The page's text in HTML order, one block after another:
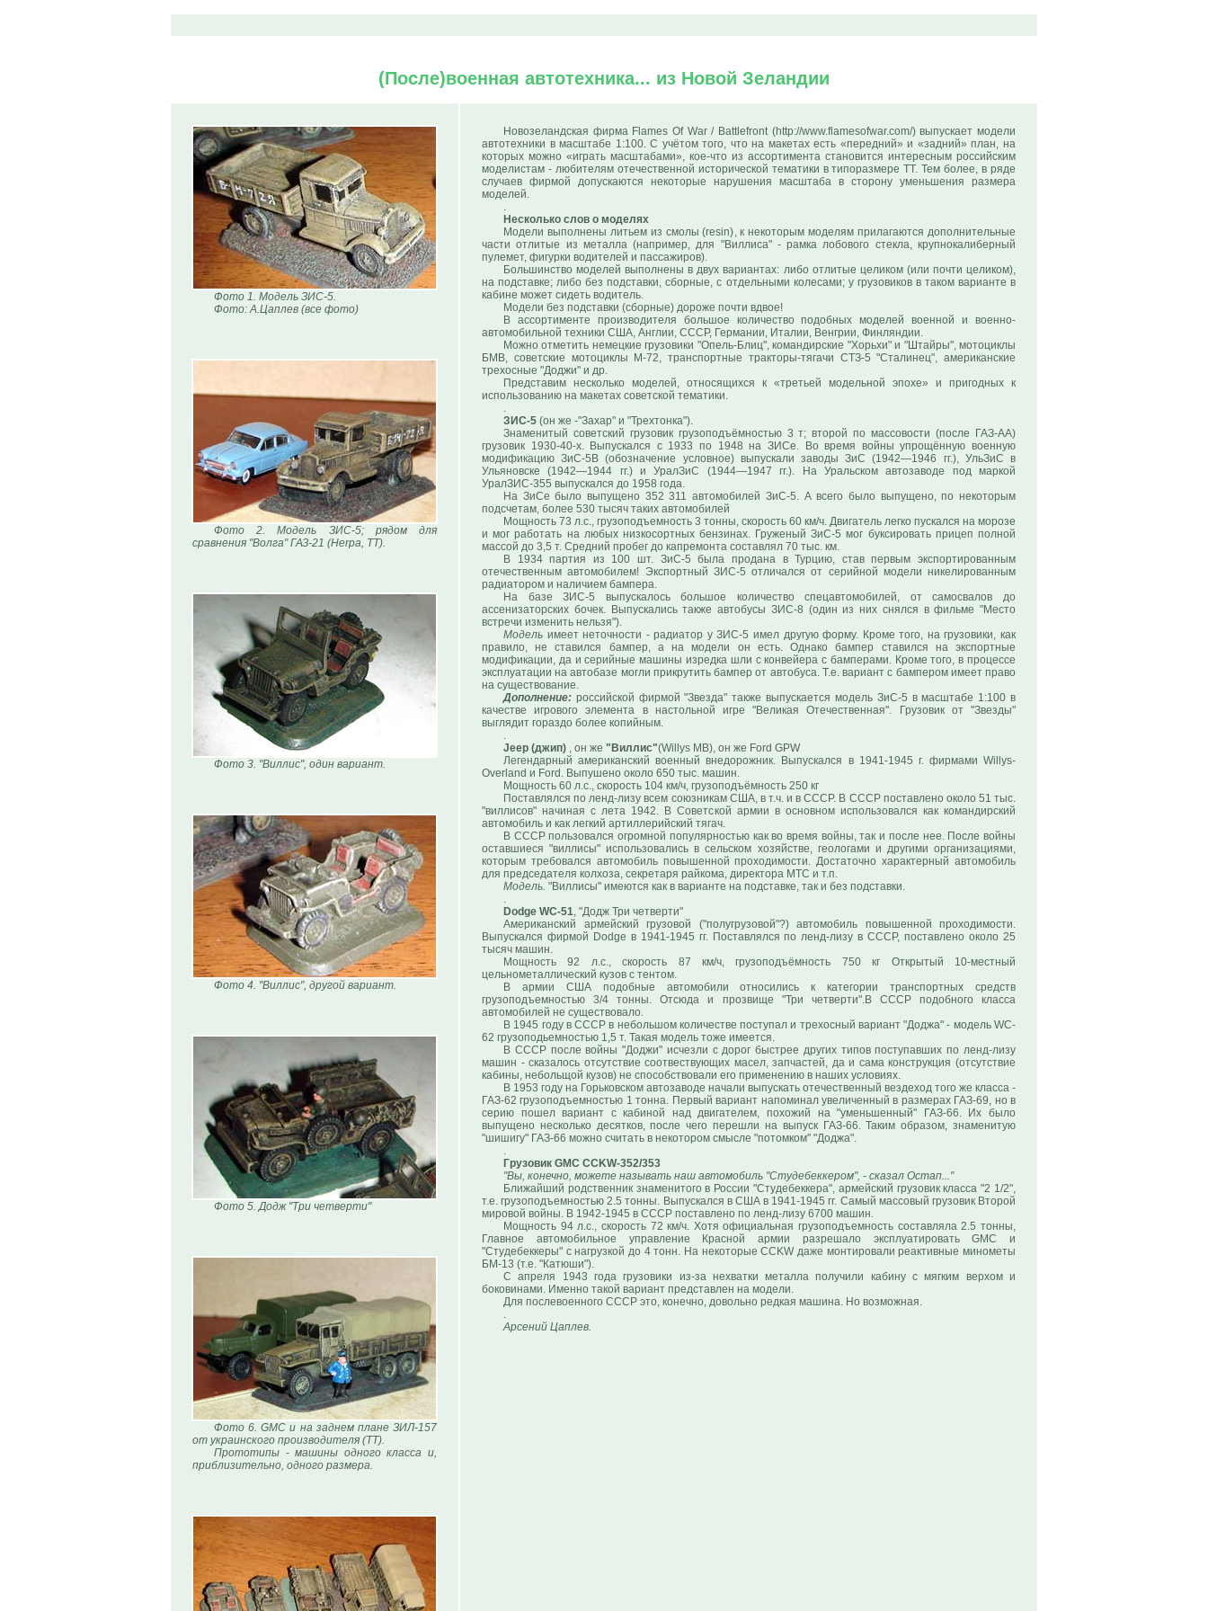
(После)военная автотехника... из Новой Зеландии
Фото 1. Модель ЗИС-5.
Фото: А.Цаплев (все фото)
Фото 2. Модель ЗИС-5; рядом для
сравнения "Волга" ГАЗ-21 (Herpa, ТТ).
Фото 3. "Виллис", один вариант.
Фото 4. "Виллис", другой вариант.
Фото 5. Додж "Три четверти"
Фото 6. GMC и на заднем плане ЗИЛ-157
от украинского производителя (ТТ).
Прототипы - машины одного класса и,
приблизительно, одного размера.
Новозеландская фирма Flames Of War / Battlefront (http://www.flamesofwar.com/) выпускает модели
автотехники в масштабе 1:100. С учётом того, что на макетах есть «передний» и «задний» план, на
которых можно «играть масштабами», кое-что из ассортимента становится интересным российским
моделистам - любителям отечественной исторической тематики в типоразмере ТТ. Тем более, в ряде
случаев фирмой допускаются некоторые нарушения масштаба в сторону уменьшения размера
моделей.
.
Несколько слов о моделях
Модели выполнены литьем из смолы (resin), к некоторым моделям прилагаются дополнительные
части отлитые из металла (например, для "Виллиса" - рамка лобового стекла, крупнокалиберный
пулемет, фигурки водителей и пассажиров).
Большинство моделей выполнены в двух вариантах: либо отлитые целиком (или почти целиком),
на подставке; либо без подставки, сборные, с отдельными колесами; у грузовиков в таком варианте в
кабине может сидеть водитель.
Модели без подставки (сборные) дороже почти вдвое!
В ассортименте производителя большое количество подобных моделей военной и военно-
автомобильной техники США, Англии, СССР, Германии, Италии, Венгрии, Финляндии.
Можно отметить немецкие грузовики "Опель-Блиц", командирские "Хорьхи" и "Штайры", мотоциклы
БМВ, советские мотоциклы М-72, транспортные тракторы-тягачи СТЗ-5 "Сталинец", американские
трехосные "Доджи" и др.
Представим несколько моделей, относящихся к «третьей модельной эпохе» и пригодных к
использованию на макетах советской тематики.
.
ЗИС-5 (он же -"Захар" и "Трехтонка").
Знаменитый советский грузовик грузоподъёмностью 3 т; второй по массовости (после ГАЗ-АА)
грузовик 1930-40-х. Выпускался с 1933 по 1948 на ЗИСе. Во время войны упрощённую военную
модификацию ЗиС-5В (обозначение условное) выпускали заводы ЗиС (1942—1946 гг.), УльЗиС в
Ульяновске (1942—1944 гг.) и УралЗиС (1944—1947 гг.). На Уральском автозаводе под маркой
УралЗИС-355 выпускался до 1958 года.
На ЗиСе было выпущено 352 311 автомобилей ЗиС-5. А всего было выпущено, по некоторым
подсчетам, более 530 тысяч таких автомобилей
Мощность 73 л.с., грузоподъемность 3 тонны, скорость 60 км/ч. Двигатель легко пускался на морозе
и мог работать на любых низкосортных бензинах. Груженый ЗиС-5 мог буксировать прицеп полной
массой до 3,5 т. Средний пробег до капремонта составлял 70 тыс. км.
В 1934 партия из 100 шт. ЗиС-5 была продана в Турцию, став первым экспортированным
отечественным автомобилем! Экспортный ЗИС-5 отличался от серийной модели никелированным
радиатором и наличием бампера.
На базе ЗИС-5 выпускалось большое количество спецавтомобилей, от самосвалов до
ассенизаторских бочек. Выпускались также автобусы ЗИС-8 (один из них снялся в фильме "Место
встречи изменить нельзя").
Модель имеет неточности - радиатор у ЗИС-5 имел другую форму. Кроме того, на грузовики, как
правило, не ставился бампер, а на модели он есть. Однако бампер ставился на экспортные
модификации, да и серийные машины изредка шли с конвейера с бамперами. Кроме того, в процессе
эксплуатации на автобазе могли прикрутить бампер от автобуса. Т.е. вариант с бампером имеет право
на существование.
Дополнение: российской фирмой "Звезда" также выпускается модель ЗиС-5 в масштабе 1:100 в
качестве игрового элемента в настольной игре "Великая Отечественная". Грузовик от "Звезды"
выглядит гораздо более копийным.
.
Jeep (джип) , он же "Виллис"(Willys MB), он же Ford GPW
Легендарный американский военный внедорожник. Выпускался в 1941-1945 г. фирмами Willys-
Overland и Ford. Выпушено около 650 тыс. машин.
Мощность 60 л.с., скорость 104 км/ч, грузоподъёмность 250 кг
Поставлялся по ленд-лизу всем союзникам США, в т.ч. и в СССР. В СССР поставлено около 51 тыс.
"виллисов" начиная с лета 1942. В Советской армии в основном использовался как командирский
автомобиль и как легкий артиллерийский тягач.
В СССР пользовался огромной популярностью как во время войны, так и после нее. После войны
оставшиеся "виллисы" использовались в сельском хозяйстве, геологами и другими организациями,
которым требовался автомобиль повышенной проходимости. Достаточно характерный автомобиль
для председателя колхоза, секретаря райкома, директора МТС и т.п.
Модель. "Виллисы" имеются как в варианте на подставке, так и без подставки.
.
Dodge WC-51, "Додж Три четверти"
Американский армейский грузовой ("полугрузовой"?) автомобиль повышенной проходимости.
Выпускался фирмой Dodge в 1941-1945 гг. Поставлялся по ленд-лизу в СССР, поставлено около 25
тысяч машин.
Мощность 92 л.с., скорость 87 км/ч, грузоподъёмность 750 кг Открытый 10-местный
цельнометаллический кузов с тентом.
В армии США подобные автомобили относились к категории транспортных средств
грузоподъемностью 3/4 тонны. Отсюда и прозвище "Три четверти".В СССР подобного класса
автомобилей не существовало.
В 1945 году в СССР в небольшом количестве поступал и трехосный вариант "Доджа" - модель WC-
62 грузоподьемностью 1,5 т. Такая модель тоже имеется.
В СССР после войны "Доджи" исчезли с дорог быстрее других типов поступавших по ленд-лизу
машин - сказалось отсутствие соотвествующих масел, запчастей, да и сама конструкция (отсутствие
кабины, небольщой кузов) не способствовали его применению в наших условиях.
В 1953 году на Горьковском автозаводе начали выпускать отечественный вездеход того же класса -
ГАЗ-62 грузоподъемностью 1 тонна. Первый вариант напоминал увеличенный в размерах ГАЗ-69, но в
серию пошел вариант с кабиной над двигателем, похожий на "уменьшенный" ГАЗ-66. Их было
выпущено несколько десятков, после чего перешли на выпуск ГАЗ-66. Таким образом, знаменитую
"шишигу" ГАЗ-66 можно считать в некотором смысле "потомком" "Доджа".
.
Грузовик GMC CCKW-352/353
"Вы, конечно, можете называть наш автомобиль "Студебеккером", - сказал Остап..."
Ближайший родственник знаменитого в России "Студебеккера", армейский грузовик класса "2 1/2",
т.е. грузоподъемностью 2.5 тонны. Выпускался в США в 1941-1945 гг. Самый массовый грузовик Второй
мировой войны. В 1942-1945 в СССР поставлено по ленд-лизу 6700 машин.
Мощность 94 л.с., скорость 72 км/ч. Хотя официальная грузоподъемность составляла 2.5 тонны,
Главное автомобильное управление Красной армии разрешало эксплуатировать GMC и
"Студебеккеры" с нагрузкой до 4 тонн. На некоторые CCKW даже монтировали реактивные минометы
БМ-13 (т.е. "Катюши").
С апреля 1943 года грузовики из-за нехватки металла получили кабину с мягким верхом и
боковинами. Именно такой вариант представлен на модели.
Для послевоенного СССР это, конечно, довольно редкая машина. Но возможная.
.
Арсений Цаплев.